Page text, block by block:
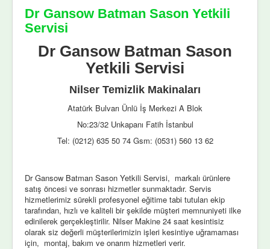
Dr Gansow Batman Sason Yetkili
Servisi
Dr Gansow Batman Sason
Yetkili Servisi
Nilser Temizlik Makinaları
Atatürk Bulvarı Ünlü İş Merkezi A Blok
No:23/32 Unkapanı Fatih İstanbul
Tel: (0212) 635 50 74 Gsm: (0531) 560 13 62
Dr Gansow Batman Sason Yetkili Servisi, markalı ürünlere
satış öncesi ve sonrası hizmetler sunmaktadır. Servis
hizmetlerimiz sürekli profesyonel eğitime tabi tutulan ekip
tarafından, hızlı ve kaliteli bir şekilde müşteri memnuniyeti ilke
edinilerek gerçekleştirilir. Nilser Makine 24 saat kesintisiz
olarak siz değerli müşterilerimizin işleri kesintiye uğramaması
için, montaj, bakım ve onarım hizmetleri verir.